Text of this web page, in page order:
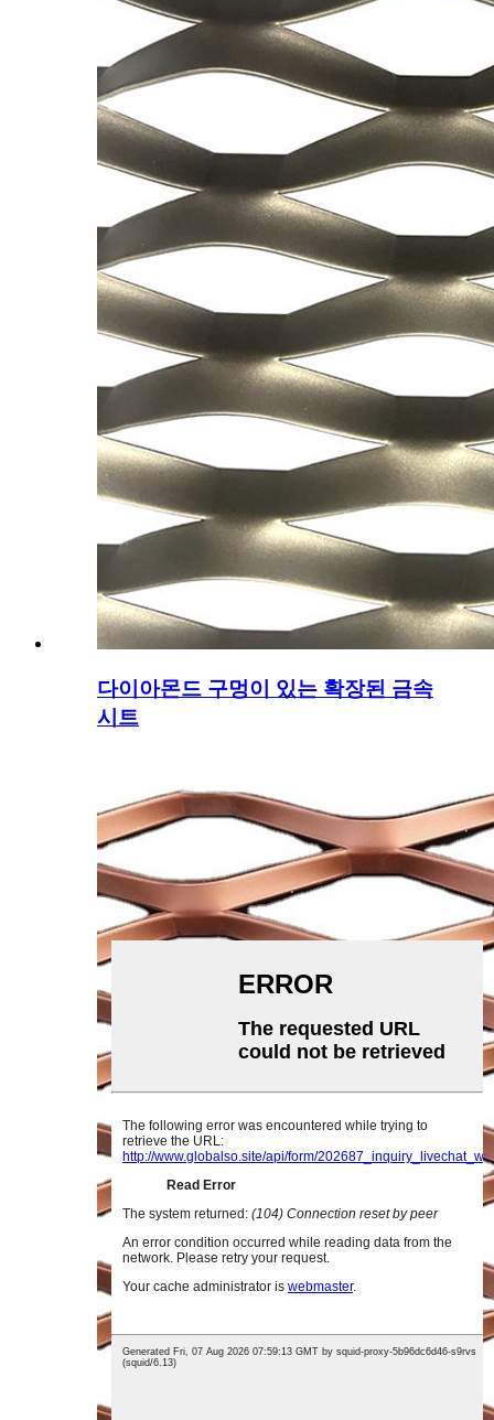
다이아몬드 구멍이 있는 확장된 금속
시트